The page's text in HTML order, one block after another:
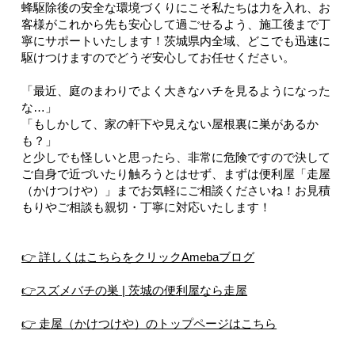
蜂駆除後の安全な環境づくりにこそ私たちは力を入れ、お
客様がこれから先も安心して過ごせるよう、施工後まで丁
寧にサポートいたします！茨城県内全域、どこでも迅速に
駆けつけますのでどうぞ安心してお任せください。
「最近、庭のまわりでよく大きなハチを見るようになった
な…」
「もしかして、家の軒下や見えない屋根裏に巣があるか
も？」
と少しでも怪しいと思ったら、非常に危険ですので決して
ご自身で近づいたり触ろうとはせず、まずは便利屋「走屋
（かけつけや）」までお気軽にご相談くださいね！お見積
もりやご相談も親切・丁寧に対応いたします！
👉 詳しくはこちらをクリックAmebaブログ
👉スズメバチの巣 | 茨城の便利屋なら走屋
👉 走屋（かけつけや）のトップページはこちら